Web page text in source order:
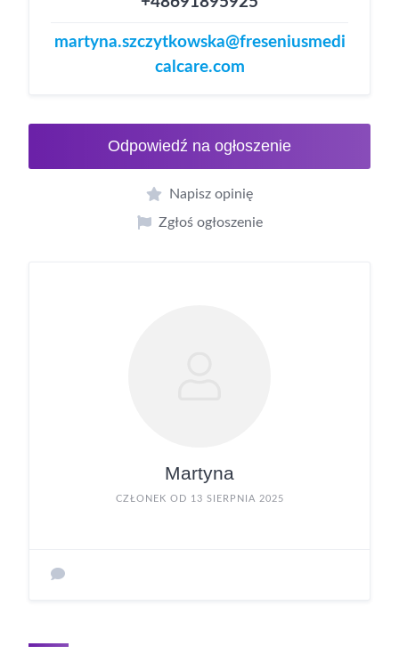
martyna.szczytkowska@freseniusmedi
calcare.com
Odpowiedź na ogłoszenie
Napisz opinię
Zgłoś ogłoszenie
Martyna
CZŁONEK OD 13 SIERPNIA 2025